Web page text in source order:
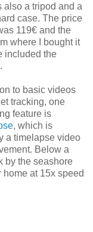
also a tripod and a
case. The price
119€ and the
where I bought it
included the
to basic videos
tracking, one
feature is
, which is
a timelapse video
Below a
by the seashore
home at 15x speed